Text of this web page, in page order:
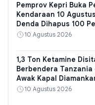
Pemprov Kepri Buka
Kendaraan 10
Denda Dihapus 100
10 Agustus 2026
1,3 Ton Ketamine
Berbendera
Awak Kapal
10 Agustus 2026